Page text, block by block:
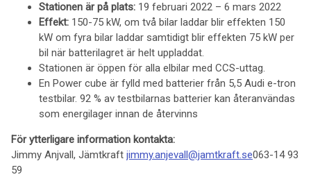
Stationen är på plats: 19 februari 2022 – 6 mars 2022
Effekt: 150-75 kW, om två bilar laddar blir effekten 150
kW om fyra bilar laddar samtidigt blir effekten 75 kW per
bil när batterilagret är helt uppladdat.
Stationen är öppen för alla elbilar med CCS-uttag.
En Power cube är fylld med batterier från 5,5 Audi e-tron
testbilar. 92 % av testbilarnas batterier kan återanvändas
som energilager innan de återvinns
För ytterligare information kontakta:
Jimmy Anjvall, Jämtkraft jimmy.anjevall@jamtkraft.se063-14 93
59